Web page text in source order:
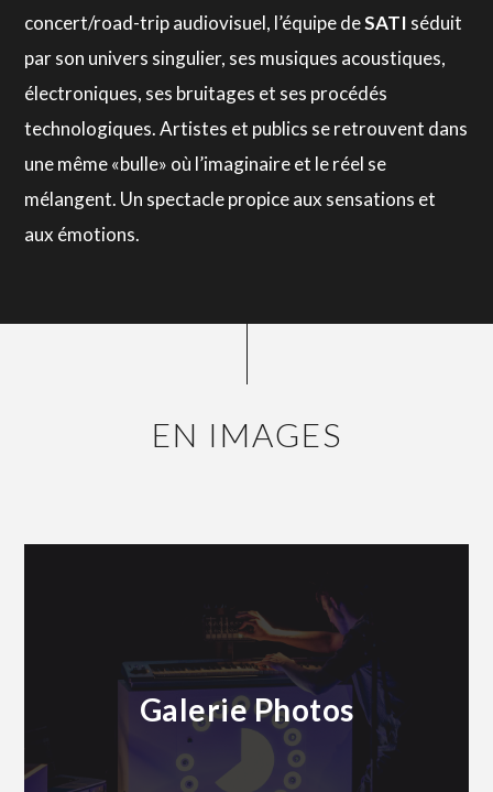
concert/road-trip audiovisuel, l’équipe deSATI séduit
par son univers singulier, ses musiques acoustiques,
électroniques, ses bruitages et ses procédés
technologiques. Artistes et publics se retrouvent dans
une même «bulle» où l’imaginaire et le réel se
mélangent. Un spectacle propice aux sensations et
aux émotions.
EN IMAGES
Galerie Photos